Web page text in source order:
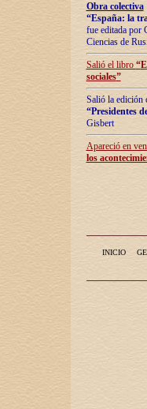
Obra colectiva
“España: la
fue editada por
Ciencias de
Salió el libro “
sociales”
Salió la edición
“Presidentes
Gisbert
Apareció en
los
INICIO